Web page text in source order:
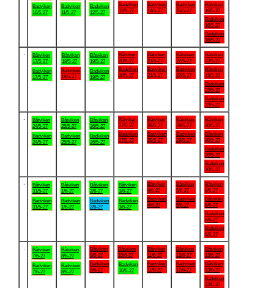
Badviken
10/5-27
Badviken
11/5-27
Badviken
12/5-27
Badviken
13/5-27
Badviken
14/5-27
Badviken
15/5-27
Båtviken
16/5-27
Badviken
16/5-27
Badviken
16/5-27
Båtviken
17/5-27
Badviken
17/5-27
Båtviken
18/5-27
Badviken
18/5-27
Båtviken
19/5-27
Badviken
19/5-27
Båtviken
20/5-27
Badviken
20/5-27
Båtviken
21/5-27
Badviken
21/5-27
Båtviken
22/5-27
Badviken
22/5-27
Båtviken
23/5-27
Båtviken
23/5-27
Badviken
23/5-27
Badviken
23/5-27
Båtviken
24/5-27
Badviken
24/5-27
Båtviken
25/5-27
Badviken
25/5-27
Båtviken
26/5-27
Badviken
26/5-27
Båtviken
27/5-27
Badviken
27/5-27
Båtviken
28/5-27
Badviken
28/5-27
Båtviken
29/5-27
Badviken
29/5-27
Båtviken
30/5-27
Båtviken
30/5-27
Badviken
30/5-27
Badviken
30/5-27
Båtviken
31/5-27
Badviken
31/5-27
Båtviken
1/6-27
Badviken
1/6-27
Båtviken
2/6-27
Badviken
2/6-27
Båtviken
3/6-27
Badviken
3/6-27
Båtviken
4/6-27
Badviken
4/6-27
Båtviken
5/6-27
Badviken
5/6-27
Båtviken
6/6-27
Båtviken
6/6-27
Badviken
6/6-27
Badviken
6/6-27
Båtviken
7/6-27
Badviken
7/6-27
Båtviken
8/6-27
Badviken
8/6-27
Båtviken
9/6-27
Badviken
9/6-27
Båtviken
10/6-27
Badviken
10/6-27
Båtviken
11/6-27
Badviken
11/6-27
Båtviken
12/6-27
Badviken
12/6-27
Båtviken
13/6-27
Båtviken
13/6-27
Badviken
13/6-27